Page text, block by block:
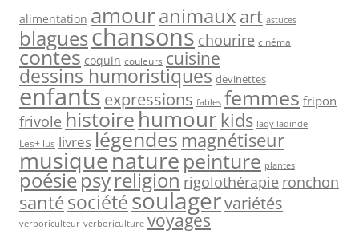
alimentation amouranimaux art astuces
blagueschansons chourire cinéma
contes coquin couleurs cuisine
dessins humoristiques devinettes
enfantsexpressions fables femmes fripon
frivole histoire humour kids lady ladinde
Les+ lus livreslégendes magnétiseur
musiquenature peinture plantes
poésiepsyreligion rigolothérapie ronchon
santésociétésoulagervariétés
verboriculteur verboriculture voyages